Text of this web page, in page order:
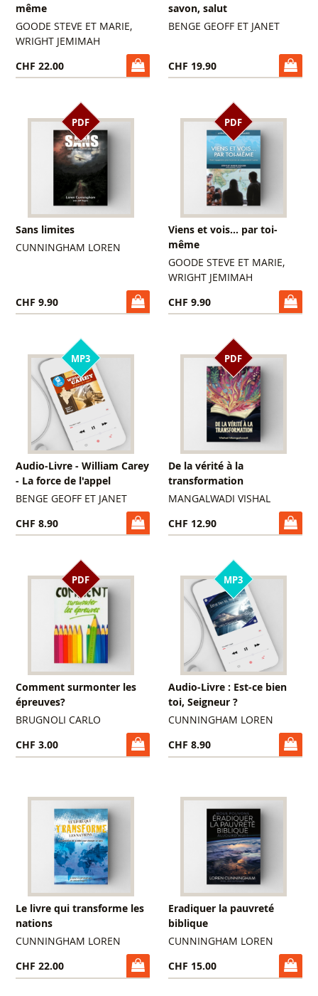
même
GOODE STEVE ET MARIE,
WRIGHT JEMIMAH
CHF 22.00
savon, salut
BENGE GEOFF ET JANET
CHF 19.90
PDF
Sans limites
CUNNINGHAM LOREN
CHF 9.90
PDF
Viens et vois... par toi-
même
GOODE STEVE ET MARIE,
WRIGHT JEMIMAH
CHF 9.90
MP3
Audio-Livre - William Carey
- La force de l'appel
BENGE GEOFF ET JANET
CHF 8.90
PDF
De la vérité à la
transformation
MANGALWADI VISHAL
CHF 12.90
PDF
Comment surmonter les
épreuves?
BRUGNOLI CARLO
CHF 3.00
MP3
Audio-Livre : Est-ce bien
toi, Seigneur ?
CUNNINGHAM LOREN
CHF 8.90
Le livre qui transforme les
nations
CUNNINGHAM LOREN
CHF 22.00
Eradiquer la pauvreté
biblique
CUNNINGHAM LOREN
CHF 15.00